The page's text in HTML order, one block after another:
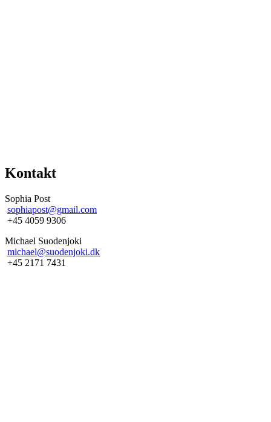
Kontakt
Sophia Post
sophiapost@gmail.com
+45 4059 9306
Michael Suodenjoki
michael@suodenjoki.dk
+45 2171 7431